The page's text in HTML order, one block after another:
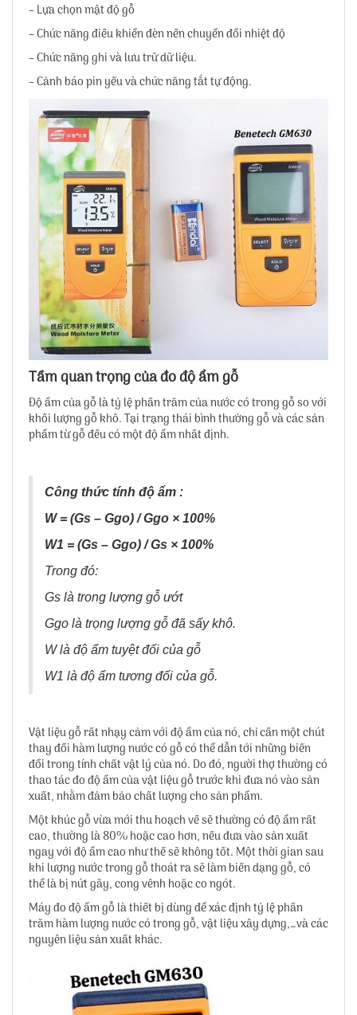
– Lựa chọn mật độ gỗ
– Chức năng điều khiển đèn nền chuyển đổi nhiệt độ
– Chức năng ghi và lưu trữ dữ liệu.
– Cảnh báo pin yếu và chức năng tắt tự động.
Tầm quan trọng của đo độ ẩm gỗ
Độ ẩm của gỗ là tỷ lệ phần trăm của nước có trong gỗ so với
khối lượng gỗ khô. Tại trạng thái bình thường gỗ và các sản
phẩm từ gỗ đều có một độ ẩm nhất định.
Công thức tính độ ẩm :
W = (Gs – Ggo) / Ggo × 100%
W1 = (Gs – Ggo) / Gs × 100%
Trong đó:
Gs là trong lượng gỗ ướt
Ggo là trọng lượng gỗ đã sấy khô.
W là độ ẩm tuyệt đối của gỗ
W1 là độ ẩm tương đối của gỗ.
Vật liệu gỗ rất nhạy cảm với độ ẩm của nó, chỉ cần một chút
thay đổi hàm lượng nước có gỗ có thể dẫn tới những biến
đổi trong tính chất vật lý của nó. Do đó, người thợ thường có
thao tác đo độ ẩm của vật liệu gỗ trước khi đưa nó vào sản
xuất, nhằm đảm bảo chất lượng cho sản phẩm.
Một khúc gỗ vừa mới thu hoạch về sẽ thường có độ ẩm rất
cao, thường là 80% hoặc cao hơn, nếu đưa vào sản xuất
ngay với độ ẩm cao như thế sẽ không tốt. Một thời gian sau
khi lượng nước trong gỗ thoát ra sẽ làm biến dạng gỗ, có
thể là bị nứt gãy, cong vênh hoặc co ngót.
Máy đo độ ẩm gỗ là thiết bị dùng để xác định tỷ lệ phần
trăm hàm lượng nước có trong gỗ, vật liệu xây dựng,…và các
nguyên liệu sản xuất khác.